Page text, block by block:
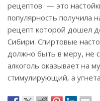
рецептов — это
популярность получила
рецепт которой дошел
Сибири. Спиртовые
должно быть в меру, не
алкоголь оказывает на
стимулирующий, а